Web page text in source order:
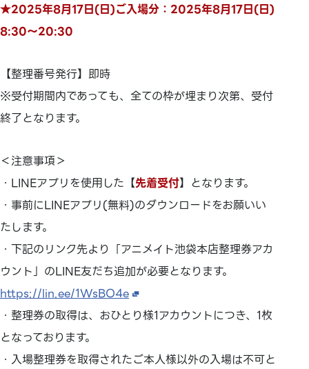
★2025年8月17日(日)ご入場分：2025年8月17日(日)
8:30～20:30
【整理番号発行】即時
※受付期間内であっても、全ての枠が埋まり次第、受付
終了となります。
＜注意事項＞
・LINEアプリを使用した【先着受付】となります。
・事前にLINEアプリ(無料)のダウンロードをお願いい
たします。
・下記のリンク先より「アニメイト池袋本店整理券アカ
ウント」のLINE友だち追加が必要となります。
https://lin.ee/1WsBO4e
・整理券の取得は、おひとり様1アカウントにつき、1枚
となっております。
・入場整理券を取得されたご本人様以外の入場は不可と